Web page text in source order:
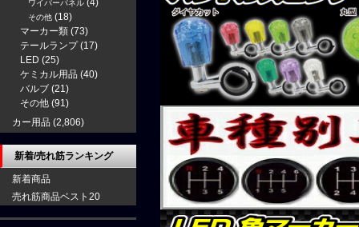
ワイパーパネル (4)
その他 (18)
マーカー類 (73)
テールランプ (17)
LED (25)
ケミカル用品 (40)
バルブ (21)
その他 (91)
カー用品 (2,806)
新着/売れ筋ランキング
新着商品
売れ筋商品ベスト20